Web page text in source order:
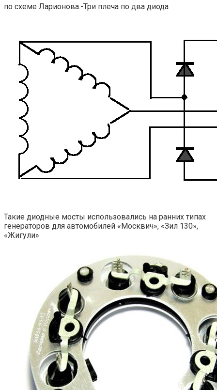
по схеме Ларионова.-Три плеча по два диода
Такие диодные мосты использовались на ранних типах
генераторов для автомобилей «Москвич», «Зил 130»,
«Жигули»